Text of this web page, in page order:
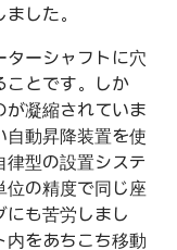
した。
ターシャフトに穴
ことです。しか
が凝縮されていま
自動昇降装置を使
律型の設置システ
位の精度で同じ座
も苦労しまし
内をあちこち移動